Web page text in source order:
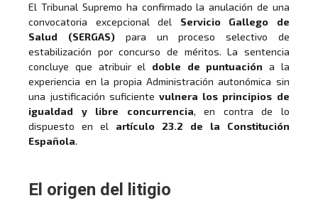
El Tribunal Supremo ha confirmado la anulación de una
convocatoria excepcional del Servicio Gallego de
Salud (SERGAS) para un proceso selectivo de
estabilización por concurso de méritos. La sentencia
concluye que atribuir el doble de puntuación a la
experiencia en la propia Administración autonómica sin
una justificación suficiente vulnera los principios de
igualdad y libre concurrencia, en contra de lo
dispuesto en el artículo 23.2 de la Constitución
Española.
El origen del litigio